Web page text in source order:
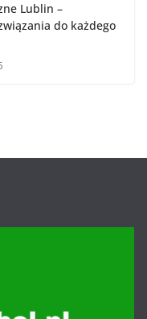
Lublin –
do każdego